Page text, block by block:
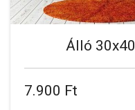
Álló 30x40
7.900 Ft